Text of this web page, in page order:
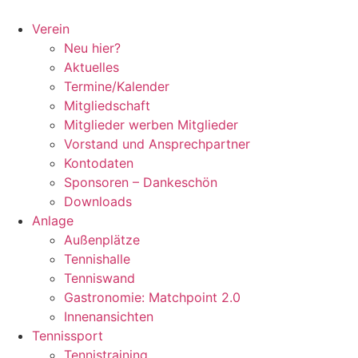
Inhalt
springen
Verein
Neu hier?
Aktuelles
Termine/Kalender
Mitgliedschaft
Mitglieder werben Mitglieder
Vorstand und Ansprechpartner
Kontodaten
Sponsoren – Dankeschön
Downloads
Anlage
Außenplätze
Tennishalle
Tenniswand
Gastronomie: Matchpoint 2.0
Innenansichten
Tennissport
Tennistraining